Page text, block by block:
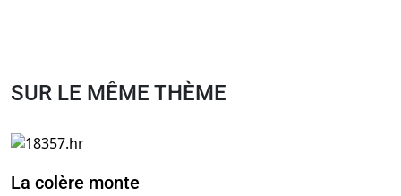
SUR LE MÊME THÈME
La colère monte